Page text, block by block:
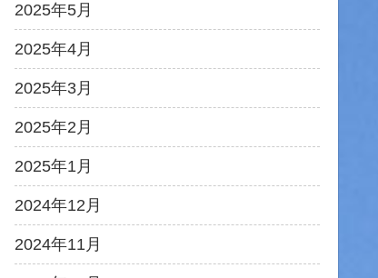
2025年5月
2025年4月
2025年3月
2025年2月
2025年1月
2024年12月
2024年11月